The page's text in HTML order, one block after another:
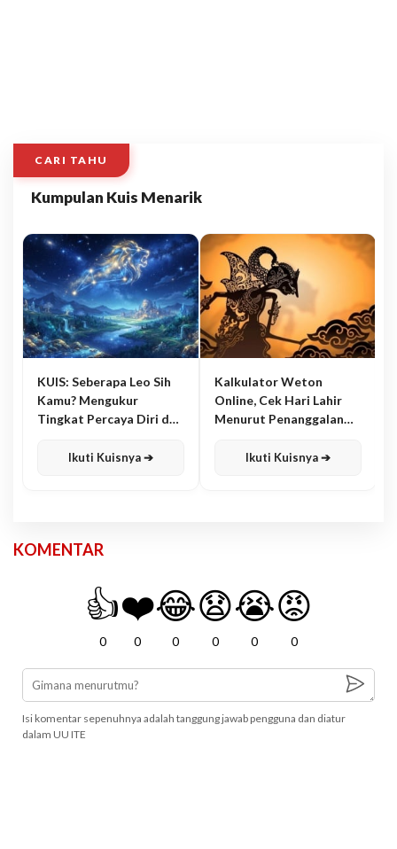
CARI TAHU
Kumpulan Kuis Menarik
KUIS: Seberapa Leo Sih
Kamu? Mengukur
Tingkat Percaya Diri dan
Ikuti Kuisnya ➔
Kalkulator Weton
Online, Cek Hari Lahir
Menurut Penanggalan
Ikuti Kuisnya ➔
KOMENTAR
👍
0
❤️
0
😂
0
😧
0
😭
0
😡
0
Isi komentar sepenuhnya adalah tanggung jawab pengguna dan diatur
dalam UU ITE